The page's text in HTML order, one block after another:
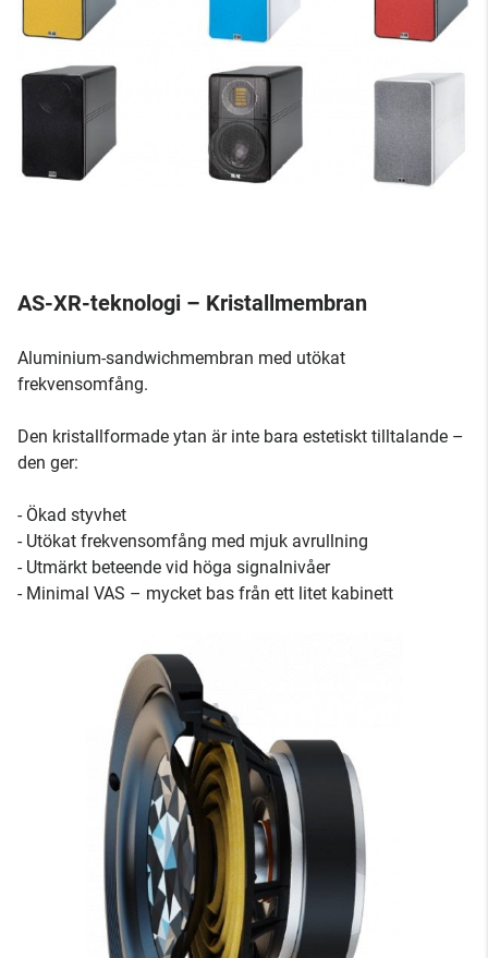
AS-XR-teknologi – Kristallmembran
Aluminium-sandwichmembran med utökat
frekvensomfång.
Den kristallformade ytan är inte bara estetiskt tilltalande –
den ger:
- Ökad styvhet
- Utökat frekvensomfång med mjuk avrullning
- Utmärkt beteende vid höga signalnivåer
- Minimal VAS – mycket bas från ett litet kabinett